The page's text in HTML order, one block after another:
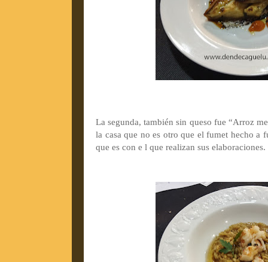
La segunda, también sin queso fue “Arroz
la casa que no es otro que el fumet hecho a
que es con e l que realizan sus elaboraciones.